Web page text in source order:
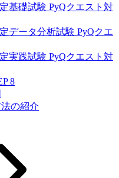
基礎試験 PyQクエスト対
データ分析試験 PyQクエ
実践試験 PyQクエスト対
8
の紹介